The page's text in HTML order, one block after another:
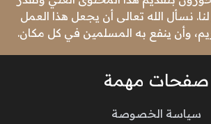
نسأل الله تعالى أن يجعل هذا العمل
وأن ينفع به المسلمين في كل مكان.
صفحات مهمة
سياسة الخصوصة